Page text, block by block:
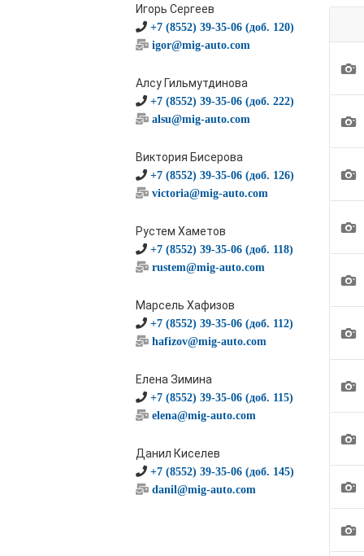
Игорь Сергеев
+7 (8552) 39-35-06 (доб. 120)
igor@mig-auto.com
Алсу Гильмутдинова
+7 (8552) 39-35-06 (доб. 222)
alsu@mig-auto.com
Виктория Бисерова
+7 (8552) 39-35-06 (доб. 126)
victoria@mig-auto.com
Рустем Хаметов
+7 (8552) 39-35-06 (доб. 118)
rustem@mig-auto.com
Марсель Хафизов
+7 (8552) 39-35-06 (доб. 112)
hafizov@mig-auto.com
Елена Зимина
+7 (8552) 39-35-06 (доб. 115)
elena@mig-auto.com
Данил Киселев
+7 (8552) 39-35-06 (доб. 145)
danil@mig-auto.com
1
1
1
1
1
1
1
1
1
1